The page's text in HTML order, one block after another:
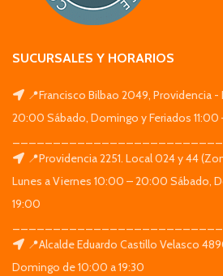
SUCURSALES Y HORARIOS
📍Francisco Bilbao 2049, Providencia
20:00 Sábado, Domingo y Feriados 11:00
📍Providencia 2251. Local 024 y 44
Lunes a Viernes 10:00 – 20:00 Sábado,
19:00
📍Alcalde Eduardo Castillo Velasco
Domingo de 10:00 a 19:30